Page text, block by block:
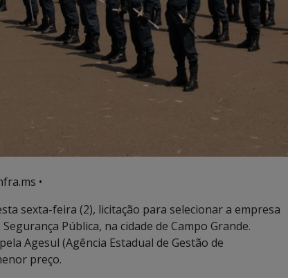
•
sexta-feira (2), licitação para selecionar a empresa
Pública, na cidade de Campo Grande.
Agesul (Agência Estadual de Gestão de
preço.